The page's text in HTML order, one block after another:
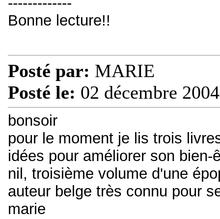
Bonne lecture!!
Posté par: MARIE
Posté le: 02 décembre
bonsoir
pour le moment je lis trois
idées pour améliorer son
nil, troisième volume d'une
auteur belge très connu pour
marie